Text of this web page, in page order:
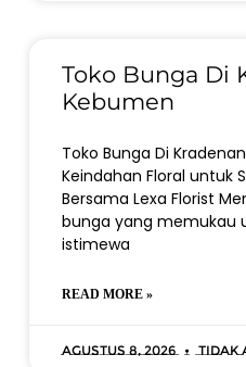
Toko Bunga Di
Kebumen
Toko Bunga Di
Keindahan Floral untuk
Bersama Lexa Florist
bunga yang memukau
istimewa
READ MORE »
Agustus 8, 2026 Tidak